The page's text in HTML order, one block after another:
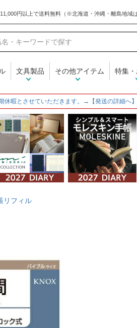
和気文具
文具製品 その他アイテム 特集
休暇とさせていただきます。→【発送の詳細へ】
リフィル